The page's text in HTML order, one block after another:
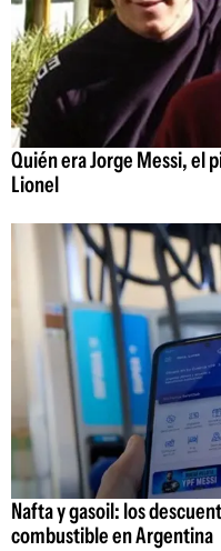
Quién era Jorge Messi, el
Lionel
Nafta y gasoil: los
combustible en Argentina